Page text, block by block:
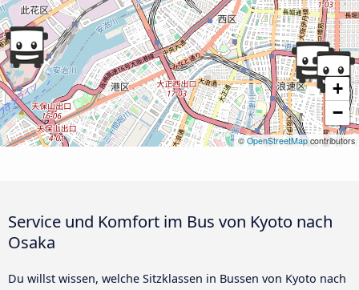
+
−
© OpenStreetMapcontributors
Service und Komfort im Bus von Kyoto nach
Osaka
Du willst wissen, welche Sitzklassen in Bussen von Kyoto nach